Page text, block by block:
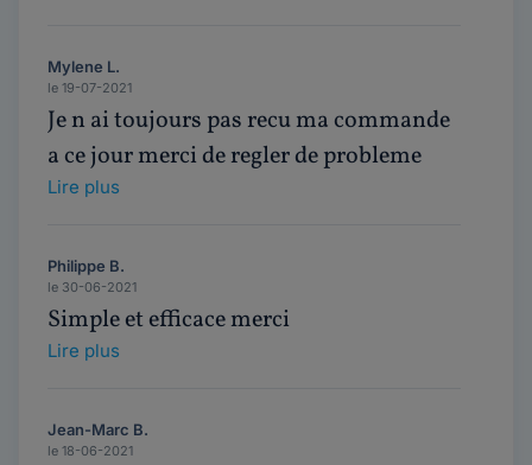
Mylene L.
le 19-07-2021
Je n ai toujours pas recu ma commande
a ce jour merci de regler de probleme
Lire plus
Philippe B.
le 30-06-2021
Simple et efficace merci
Lire plus
Jean-Marc B.
le 18-06-2021